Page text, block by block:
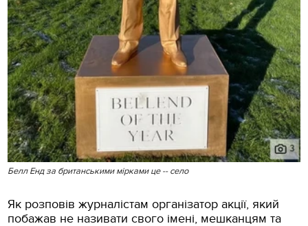
Белл Енд за британськими мірками це -- село
Як розповів журналістам організатор акції, який
побажав не називати свого імені, мешканцям та